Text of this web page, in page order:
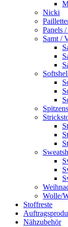
Nicki
Panels
Samt /
Wolle/
Stoffreste
Nähzubehör